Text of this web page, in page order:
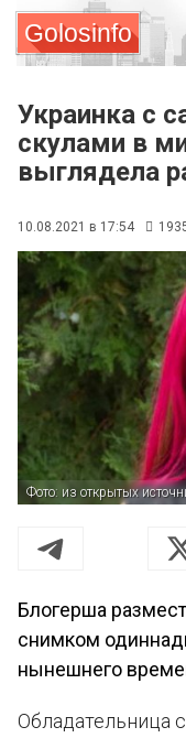
Golosinfo
Украинка с
скулами в
выглядела
10.08.2021 в 17:54
Фото: из открытых
Блогерша
снимком
нынешнего
Обладательница